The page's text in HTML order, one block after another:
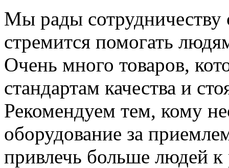
Мы рады сотрудничеству
стремится помогать
Очень много товаров,
стандартам качества и
Рекомендуем тем, кому
оборудование за
привлечь больше людей